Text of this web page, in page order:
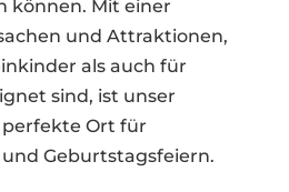
können. Mit einer
und Attraktionen,
als auch für
sind, ist unser
perfekte Ort für
Geburtstagsfeiern.